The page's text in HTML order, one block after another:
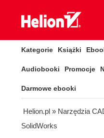
Kategorie Książki
Audiobooki Promocje
Darmowe ebooki
Helion.pl » Narzędzia
SolidWorks